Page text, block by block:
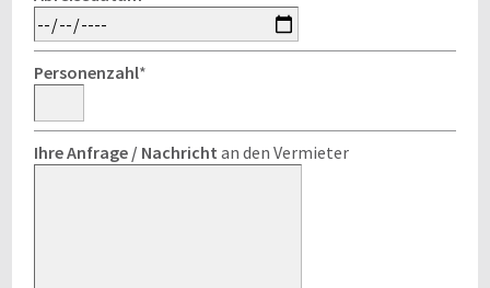
Personenzahl*
Ihre Anfrage / Nachricht an den Vermieter